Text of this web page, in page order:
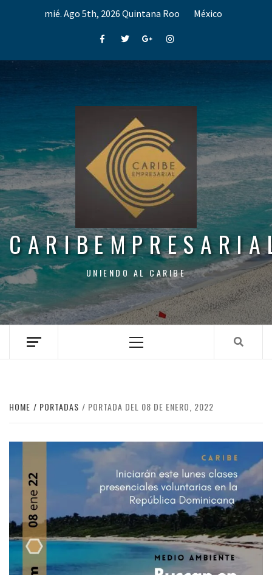
mié. Ago 5th, 2026 Quintana Roo México
FacebookTwitterGoogle+Instagram
UNIENDO AL CARIBE
Menu
HOME PORTADAS PORTADA DEL 08 DE ENERO, 2022